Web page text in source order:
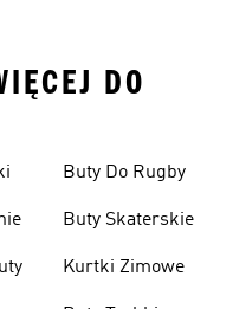
DO
Buty Do Rugby
Buty Skaterskie
Kurtki Zimowe